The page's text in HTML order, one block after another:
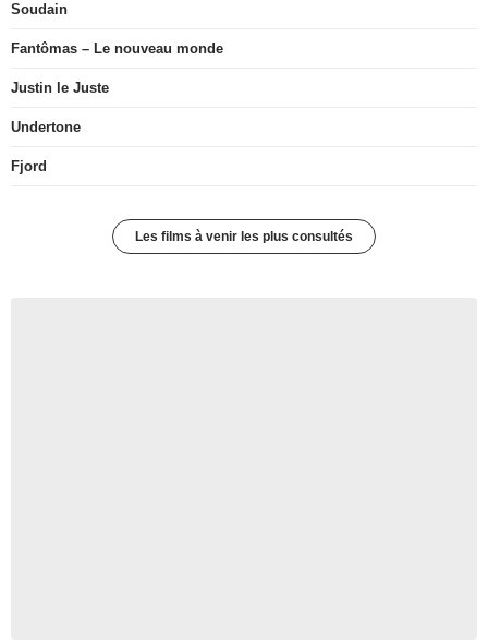
Soudain
Fantômas – Le nouveau monde
Justin le Juste
Undertone
Fjord
Les films à venir les plus consultés